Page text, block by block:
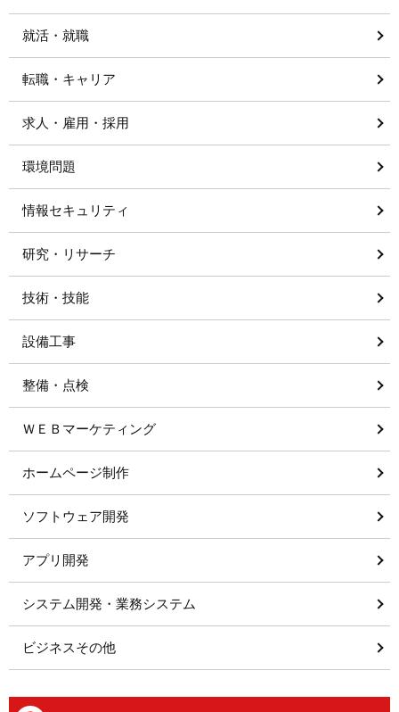
就活・就職
転職・キャリア
求人・雇用・採用
環境問題
情報セキュリティ
研究・リサーチ
技術・技能
設備工事
整備・点検
ＷＥＢマーケティング
ホームページ制作
ソフトウェア開発
アプリ開発
システム開発・業務システム
ビジネスその他